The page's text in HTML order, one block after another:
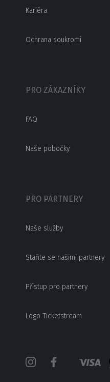
Kariéra
Ochrana soukromí
PRO ZÁKAZNÍKY
FAQ
Naše pobočky
PRO PARTNERY
Naše služby
Staňte se našimi partnery
Přístup pro partnery
Logo Ticketstream